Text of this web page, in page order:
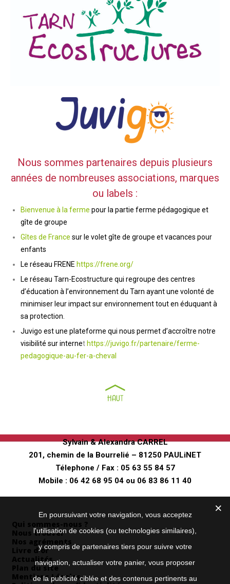
Nous sommes partenaires depuis plusieurs
années de nombreuses associations, marques
ou labels :
Bienvenue à la ferme pour la partie ferme pédagogique et
gîte de groupe
Gîtes de France sur le volet gîte de groupe et vacances pour
enfants
Le réseau FRENE https://frene.org/
Le réseau Tarn-Ecostructure qui regroupe des centres
d’éducation à l’environnement du Tarn ayant une volonté de
minimiser leur impact sur environnement tout en éduquant à
sa protection.
Juvigo est une plateforme qui nous permet d’accroître notre
visibilité sur internet https://juvigo.fr/partenaire/ferme-
pedagogique-au-fer-a-cheval
"Au fer à Cheval"
Sylvain & Alexandra CARREL
201, chemin de la Bourrelié – 81250 PAULiNET
Télephone / Fax : 05 63 55 84 57
Mobile : 06 42 68 95 04 ou 06 83 86 11 40
Informations
Qui sommes-nous ?
Nous trouver
Nos agréments
Livre d’or
Actualités
Plan du site
Mentions Légales
En poursuivant votre navigation, vous acceptez
l'utilisation de cookies (ou technologies similaires),
y compris de partenaires tiers pour suivre votre
navigation, actualiser votre panier, vous proposer
de la publicité ciblée et des contenus pertinents au